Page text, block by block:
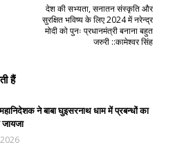
देश की सभ्यता, सनातन संस्कृति और
सुरक्षित भविष्य के लिए 2024 में नरेन्द्र
मोदी को पुनः प्रधानमंत्री बनाना बहुत
जरुरी ::कामेश्वर सिंह
हैं
ने बाबा घुइसरनाथ धाम में प्रबन्धों का